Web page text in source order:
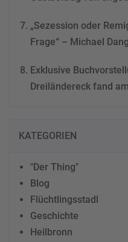
„Sezession oder
Frage“ – Michael
Exklusive
Dreiländereck fand
KATEGORIEN
"Der Thing"
Blog
Flüchtlingsstadl
Geschichte
Heilbronn